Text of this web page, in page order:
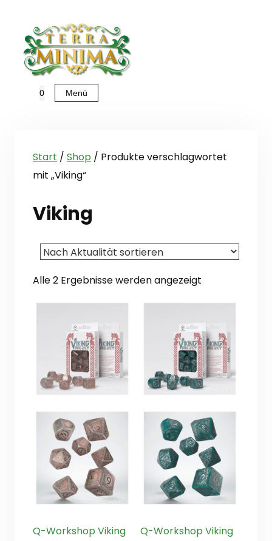
springen
0 Menü
Start / Shop / Produkte verschlagwortet
mit „Viking“
Viking
Alle 2 Ergebnisse werden angezeigt
Q-Workshop Viking
Q-Workshop Viking